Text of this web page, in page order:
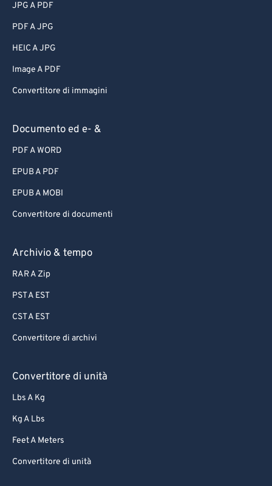
JPG A PDF
PDF A JPG
HEIC A JPG
Image A PDF
Convertitore di immagini
Documento ed e- &
PDF A WORD
EPUB A PDF
EPUB A MOBI
Convertitore di documenti
Archivio & tempo
RAR A Zip
PST A EST
CST A EST
Convertitore di archivi
Convertitore di unità
Lbs A Kg
Kg A Lbs
Feet A Meters
Convertitore di unità